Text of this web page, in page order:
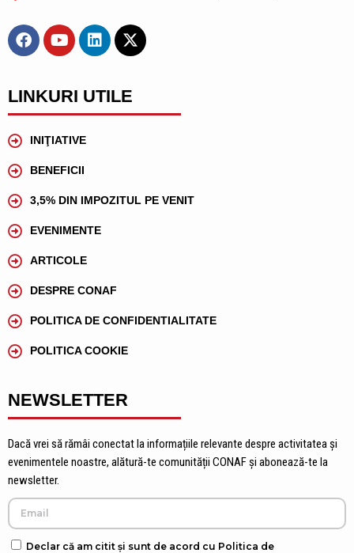
LINKURI UTILE
INIŢIATIVE
BENEFICII
3,5% DIN IMPOZITUL PE VENIT
EVENIMENTE
ARTICOLE
DESPRE CONAF
POLITICA DE CONFIDENTIALITATE
POLITICA COOKIE
NEWSLETTER
Dacă vrei să rămâi conectat la informațiile relevante despre activitatea și
evenimentele noastre, alătură-te comunității CONAF și abonează-te la
newsletter.
Declar că am citit și sunt de acord cu Politica de